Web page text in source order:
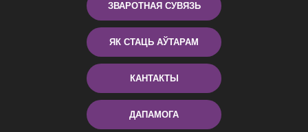
ЗВАРОТНАЯ СУВЯЗЬ
ЯК СТАЦЬ АЎТАРАМ
КАНТАКТЫ
ДАПАМОГА